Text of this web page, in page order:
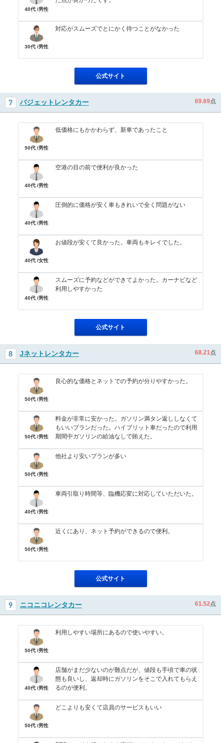
40代 /男性
30代 /男性
対応がスムーズでとにかく待つことがなかった
公式サイト
バジェットレンタカー 69.69点
50代 /男性
低価格にもかかわらず、新車であったこと
40代 /男性
空港の目の前で便利が良かった
40代 /男性
圧倒的に価格が安く車もきれいで全く問題がない
40代 /女性
お値段が安くて良かった。車両もキレイでした。
40代 /男性
スムーズに予約などができてよかった。カーナビなど
利用しやすかった
公式サイト
Jネットレンタカー 68.21点
50代 /男性
良心的な価格とネットでの予約が分りやすかった。
50代 /男性
料金が非常に安かった。ガソリン満タン返ししなくて
もいいプランだった。ハイブリット車だったので利用
期間中ガソリンの給油なしで賄えた。
50代 /男性
他社より安いプランが多い
40代 /男性
車両引取り時間等、臨機応変に対応していただいた。
50代 /男性
近くにあり、ネット予約ができるので便利。
公式サイト
ニコニコレンタカー 61.52点
50代 /男性
利用しやすい場所にあるので使いやすい。
40代 /男性
店舗がまだ少ないのが難点だが、値段も手頃で車の状
態も良いし、返却時にガソリンをそこで入れてもらえ
るのが便利。
50代 /男性
どこよりも安くて店員のサービスもいい